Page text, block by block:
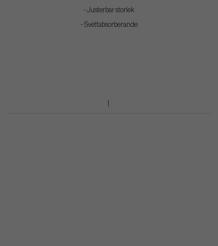
- Justerbar storlek
- Svettabsorberande